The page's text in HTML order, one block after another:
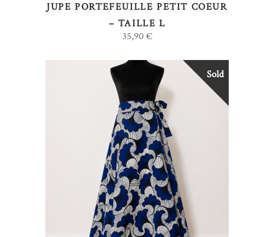
JUPE PORTEFEUILLE PETIT COEUR
– TAILLE L
35,90€
Sold
LIRE LA SUITE